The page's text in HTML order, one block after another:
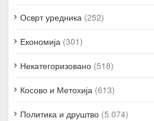
Осврт уредника (252)
Економија (301)
Некатегоризовано (518)
Косово и Метохија (613)
Политика и друштво (5.074)